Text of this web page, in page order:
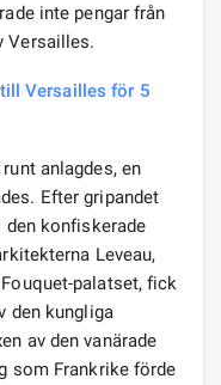
inte pengar från
Versailles.
Versailles för 5
anlagdes, en
Efter gripandet
konfiskerade
Leveau,
palatset, fick
den kungliga
av den vanärade
som Frankrike förde